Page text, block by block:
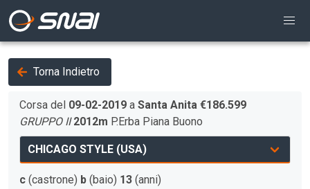
Torna Indietro
Corsa del 09-02-2019 a Santa Anita €186.599
GRUPPO II 2012m P.Erba Piana Buono
c (castrone) b (baio) 13 (anni)